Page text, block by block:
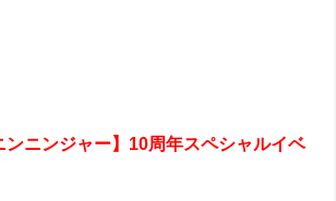
ニンジャー】10周年スペシャルイベ